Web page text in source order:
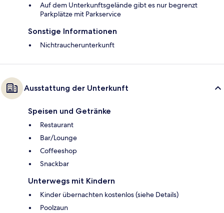
Auf dem Unterkunftsgelände gibt es nur begrenzt
Parkplätze mit Parkservice
Sonstige Informationen
Nichtraucherunterkunft
Ausstattung der Unterkunft
Speisen und Getränke
Restaurant
Bar/Lounge
Coffeeshop
Snackbar
Unterwegs mit Kindern
Kinder übernachten kostenlos (siehe Details)
Poolzaun